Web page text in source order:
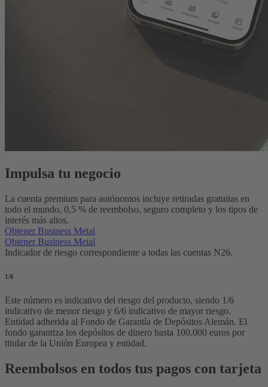
Impulsa tu negocio
La cuenta premium para autónomos incluye retiradas gratuitas en
todo el mundo, 0,5 % de reembolso, seguro completo y los tipos de
interés más altos.
Obtener Business Metal
Obtener Business Metal
Indicador de riesgo correspondiente a todas las cuentas N26.
1/6
Este número es indicativo del riesgo del producto, siendo 1/6
indicativo de menor riesgo y 6/6 indicativo de mayor riesgo.
Entidad adherida al Fondo de Garantía de Depósitos Alemán. El
fondo garantiza los depósitos de dinero hasta 100.000 euros por
titular de la Unión Europea y entidad.
Reembolsos en todos tus pagos con tarjeta